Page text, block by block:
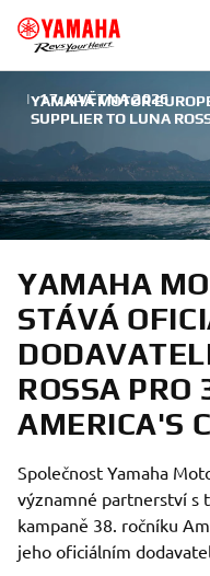
YAMAHA MOTOR
SUPPLIER TO LUNA
| 17. KVĚTNA 2026
YAMAHA
STÁVÁ
ROSSA PRO
AMERICA'S
Společnost Yamaha
významné partnerství s
kampaně 38. ročníku
jeho oficiálním